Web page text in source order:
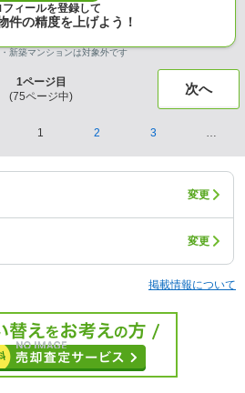
フィールを登録して
件の精度を上げよう！
新築マンションは対象外です
1ページ目
(75ページ中) 次へ
1 2 3 …
変更
変更
掲載情報について